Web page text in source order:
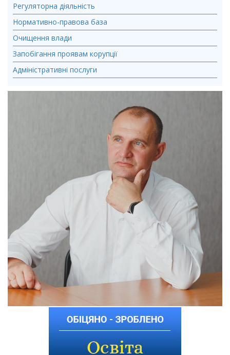
Регуляторна діяльність
Нормативно-правова база
Очищення влади
Запобігання проявам корупції
Адміністративні послуги